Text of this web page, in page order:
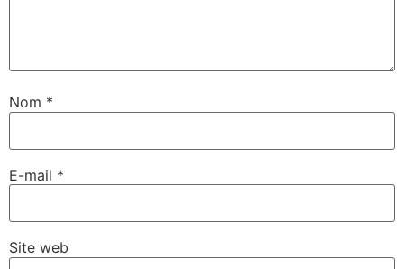
Nom *
E-mail *
Site web